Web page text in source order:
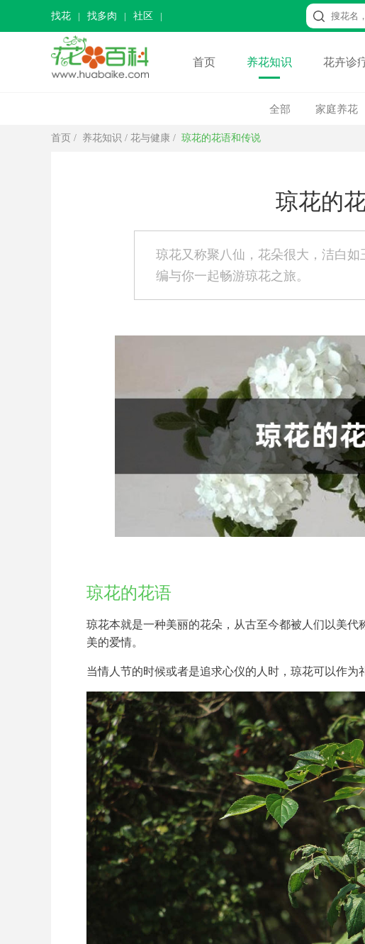
找花 找多肉 社区
首页 养花知识 花卉诊
全部 家庭养花
首页 / 养花知识 / 花与健康 / 琼花的花语和传说
琼花的
琼花又称聚八仙，花朵很大，洁白
编与你一起畅游琼花之旅。
琼花的花语
琼花本就是一种美丽的花朵，从古至今都被人们以美
美的爱情。
当情人节的时候或者是追求心仪的人时，琼花可以作为